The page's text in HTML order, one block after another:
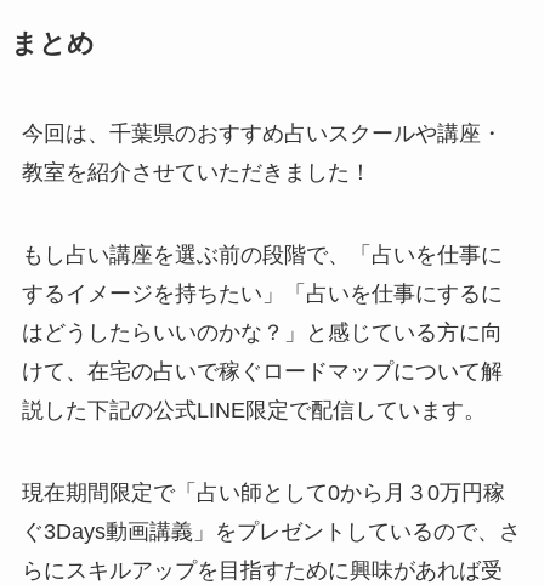
まとめ
今回は、千葉県のおすすめ占いスクールや講座・
教室を紹介させていただきました！
もし占い講座を選ぶ前の段階で、「占いを仕事に
するイメージを持ちたい」「占いを仕事にするに
はどうしたらいいのかな？」と感じている方に向
けて、在宅の占いで稼ぐロードマップについて解
説した下記の公式LINE限定で配信しています。
現在期間限定で「占い師として0から月３0万円稼
ぐ3Days動画講義」をプレゼントしているので、さ
らにスキルアップを目指すために興味があれば受